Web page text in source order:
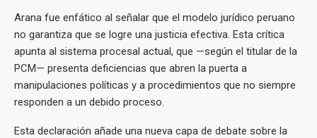
Arana fue enfático al señalar que el modelo jurídico peruano
no garantiza que se logre una justicia efectiva. Esta crítica
apunta al sistema procesal actual, que —según el titular de la
PCM— presenta deficiencias que abren la puerta a
manipulaciones políticas y a procedimientos que no siempre
responden a un debido proceso.
Esta declaración añade una nueva capa de debate sobre la